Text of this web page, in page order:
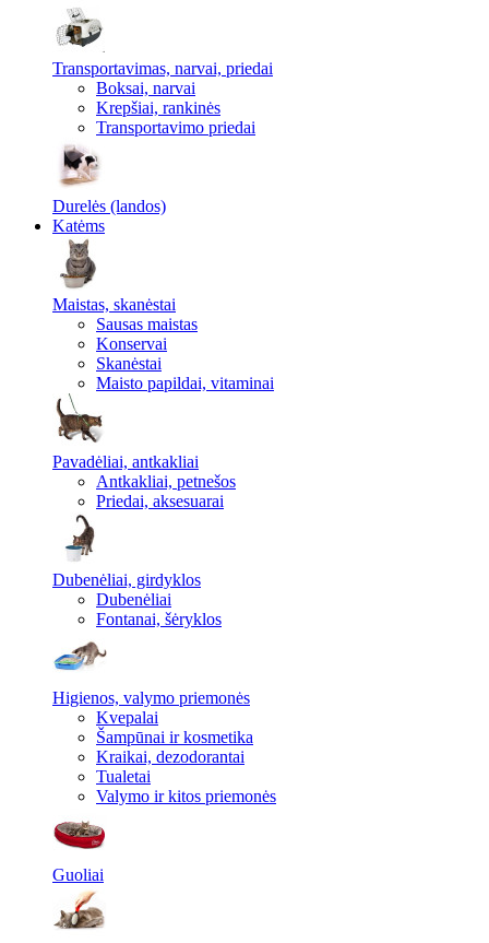
Transportavimas, narvai, priedai
Boksai, narvai
Krepšiai, rankinės
Transportavimo priedai
Durelės (landos)
Katėms
Maistas, skanėstai
Sausas maistas
Konservai
Skanėstai
Maisto papildai, vitaminai
Pavadėliai, antkakliai
Antkakliai, petnešos
Priedai, aksesuarai
Dubenėliai, girdyklos
Dubenėliai
Fontanai, šėryklos
Higienos, valymo priemonės
Kvepalai
Šampūnai ir kosmetika
Kraikai, dezodorantai
Tualetai
Valymo ir kitos priemonės
Guoliai